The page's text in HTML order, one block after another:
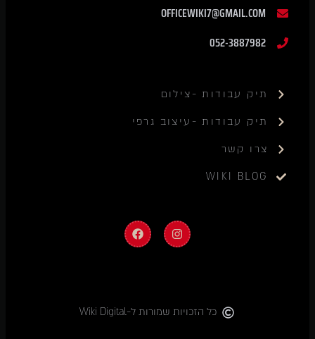
OFFICEWIKI7@GMAIL.COM
052-3887982
תיק עבודות -צילום
תיק עבודות -עיצוב גרפי
צרו קשר
WIKI BLOG
כל הזכויות שמורות ל-Wiki Digital